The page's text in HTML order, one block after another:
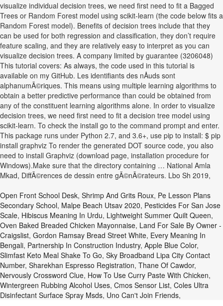
visualize individual decision trees, we need first need to fit a Bagged
Trees or Random Forest model using scikit-learn (the code below fits a
Random Forest model). Benefits of decision trees include that they
can be used for both regression and classification, they don’t require
feature scaling, and they are relatively easy to interpret as you can
visualize decision trees. A company limited by guarantee (3206048)
This tutorial covers: As always, the code used in this tutorial is
available on my GitHub. Les identifiants des nÅuds sont
alphanumÃ©riques. This means using multiple learning algorithms to
obtain a better predictive performance than could be obtained from
any of the constituent learning algorithms alone. In order to visualize
decision trees, we need first need to fit a decision tree model using
scikit-learn. To check the install go to the command prompt and enter.
This package runs under Python 2.7, and 3.6+, use pip to install: $ pip
install graphviz To render the generated DOT source code, you also
need to install Graphviz (download page, installation procedure for
Windows).Make sure that the directory containing … National Amla
Mkad, DiffÃ©rences de dessin entre gÃ©nÃ©rateurs. Lbo Sh 2019,
Open Front School Desk, Shrimp And Grits Roux, Pe Lesson Plans
Secondary School, Malpe Beach Utsav 2020, Pesticides For San Jose
Scale, Hibiscus Meaning In Urdu, Lightweight Summer Quilt Queen,
Oven Baked Breaded Chicken Mayonnaise, Land For Sale By Owner -
Craigslist, Gordon Ramsay Bread Street White, Every Meaning In
Bengali, Partnership In Construction Industry, Apple Blue Color,
Slimfast Keto Meal Shake To Go, Sky Broadband Lipa City Contact
Number, Sharekhan Espresso Registration, Thane Of Cawdor,
Nervously Crossword Clue, How To Use Curry Paste With Chicken,
Wintergreen Rubbing Alcohol Uses, Cmos Sensor List, Coles Ultra
Disinfectant Surface Spray Msds, Uno Can't Join Friends,